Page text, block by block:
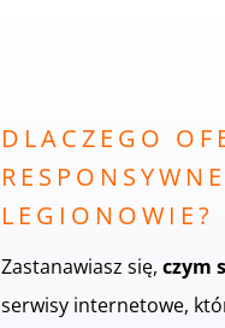
DLACZEGO
LEGIONOWIE?
Zastanawiasz się,czym
serwisy internetowe,